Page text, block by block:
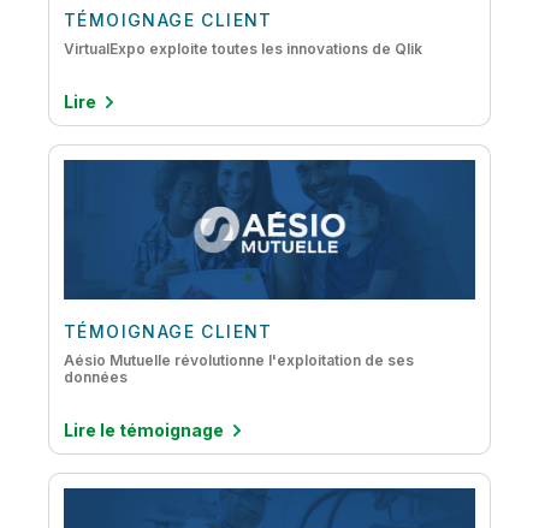
TÉMOIGNAGE CLIENT
VirtualExpo exploite toutes les innovations de Qlik
Lire
TÉMOIGNAGE CLIENT
Aésio Mutuelle révolutionne l'exploitation de ses
données
Lire le témoignage